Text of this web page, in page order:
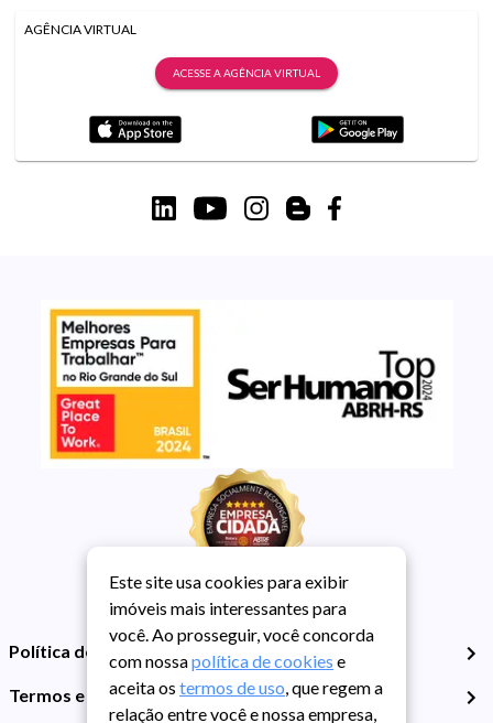
AGÊNCIA VIRTUAL
ACESSE A AGÊNCIA VIRTUAL
Política de Privacidade
Termos e Condições de Uso
Este site usa cookies para exibir
imóveis mais interessantes para
você. Ao prosseguir, você concorda
com nossapolítica de cookies e
aceita os termos de uso, que regem a
relação entre você e nossa empresa,